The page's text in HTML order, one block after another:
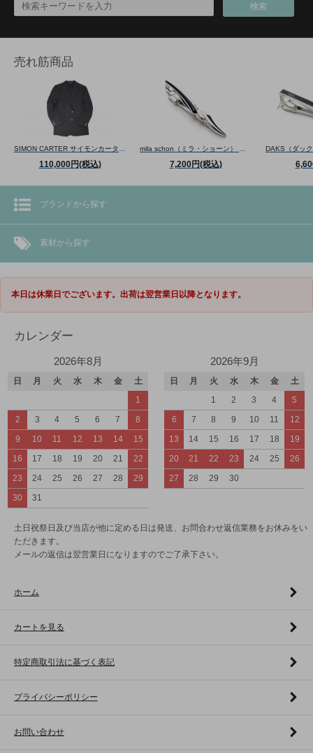
検索
売れ筋商品
110,000円(税込) 7,200円(税込)
ブランドから探す
素材から探す
本日は休業日でございます。出荷は翌営業日以降となります。
カレンダー
2026年8月
日 月 火 水 木 金
土
1
2
3 4 5 6 7
8
9
10 11 12 13 14
15
16
17 18 19 20 21
22
23
24 25 26 27 28
29
30
31
2026年9月
日 月 火 水 木 金
土
1
2 3 4
5
6
7 8 9 10 11
12
13
14 15 16 17 18
19
20
21 22 23 24 25
26
27
28 29 30
土日祝祭日及び当店が他に定める日は発送、お問合わせ返信業務をお休みをい
ただきます。
メールの返信は翌営業日になりますのでご了承下さい。
ホーム
カートを見る
特定商取引法に基づく表記
プライバシーポリシー
お問い合わせ